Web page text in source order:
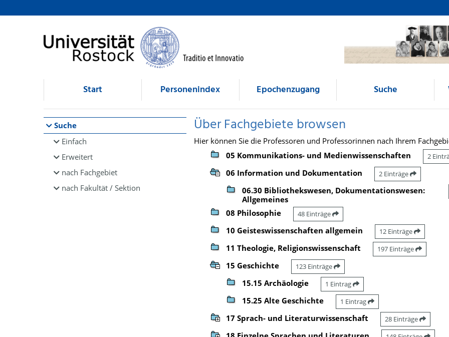
Browsen
direkt zum Inhalt
Start Personenindex Epochenzugang Suche
Suche
Einfach
Erweitert
nach Fachgebiet
nach Fakultät / Sektion
Über Fachgebiete browsen
Hier können Sie die Professoren und Professorinnen nach Ihrem
05 Kommunikations- und Medienwissenschaften
2
06 Information und Dokumentation 2 Einträge
06.30 Bibliothekswesen, Dokumentationswesen:
Allgemeines
08 Philosophie 48 Einträge
10 Geisteswissenschaften allgemein 12 Einträge
11 Theologie, Religionswissenschaft 197 Einträge
15 Geschichte 123 Einträge
15.15 Archäologie 1 Eintrag
15.25 Alte Geschichte 1 Eintrag
17 Sprach- und Literaturwissenschaft 28 Einträge